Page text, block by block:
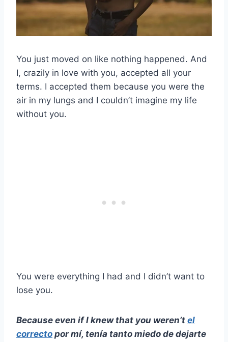
You just moved on like nothing happened. And
I, crazily in love with you, accepted all your
terms. I accepted them because you were the
air in my lungs and I couldn’t imagine my life
without you.
You were everything I had and I didn’t want to
lose you.
Because even if I knew that you weren’t el
correcto por mí, tenía tanto miedo de dejarte